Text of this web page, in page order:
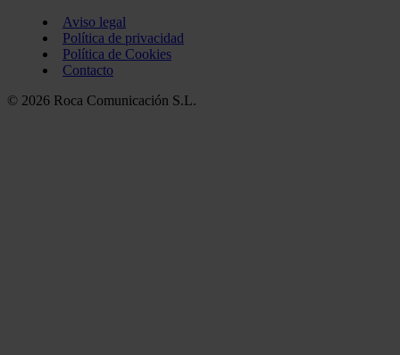
Aviso legal
Política de privacidad
Política de Cookies
Contacto
© 2026 Roca Comunicación S.L.